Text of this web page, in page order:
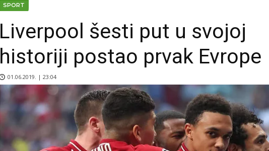
SPORT
Liverpool šesti put u svojoj
historiji postao prvak Evrope
01.06.2019. | 23:04